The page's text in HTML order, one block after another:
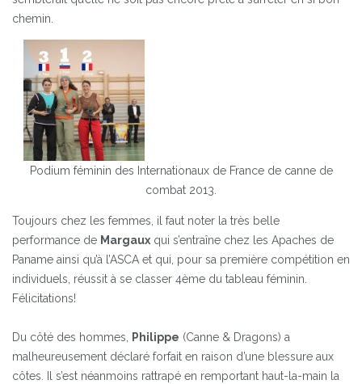
chemin.
Podium féminin des Internationaux de France de canne de
combat 2013.
Toujours chez les femmes, il faut noter la très belle
performance de Margaux qui s’entraîne chez les Apaches de
Paname ainsi qu’à l’ASCA et qui, pour sa première compétition en
individuels, réussit à se classer 4ème du tableau féminin.
Félicitations!
Du côté des hommes, Philippe (Canne & Dragons) a
malheureusement déclaré forfait en raison d’une blessure aux
côtes. Il s’est néanmoins rattrapé en remportant haut-la-main la